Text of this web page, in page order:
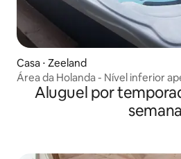
Casa ⋅ Zeeland
Área da Holanda - Nível inferior
superior
Aluguel por
semana